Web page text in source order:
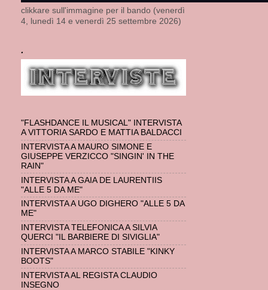
clikkare sull'immagine per il bando (venerdì
4, lunedì 14 e venerdì 25 settembre 2026)
.
"FLASHDANCE IL MUSICAL" INTERVISTA
A VITTORIA SARDO E MATTIA BALDACCI
INTERVISTA A MAURO SIMONE E
GIUSEPPE VERZICCO "SINGIN' IN THE
RAIN"
INTERVISTA A GAIA DE LAURENTIIS
"ALLE 5 DA ME"
INTERVISTA A UGO DIGHERO "ALLE 5 DA
ME"
INTERVISTA TELEFONICA A SILVIA
QUERCI "IL BARBIERE DI SIVIGLIA"
INTERVISTA A MARCO STABILE "KINKY
BOOTS"
INTERVISTA AL REGISTA CLAUDIO
INSEGNO